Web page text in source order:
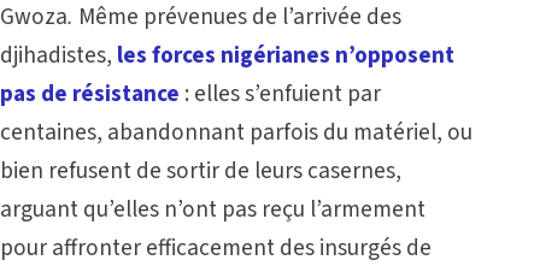
Gwoza. Même prévenues de l’arrivée des
djihadistes, les forces nigérianes n’opposent
pas de résistance : elles s’enfuient par
centaines, abandonnant parfois du matériel, ou
bien refusent de sortir de leurs casernes,
arguant qu’elles n’ont pas reçu l’armement
pour affronter efficacement des insurgés de